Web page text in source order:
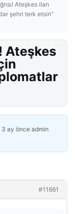
Ateşkes ilan
şehri terk etsin”
Ateşkes
3 ay önce admin
#11661